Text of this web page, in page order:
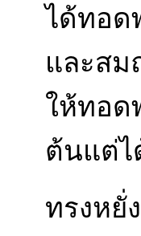
ได้ทอด
และสม
ให้ทอด
ต้นแต่ไ
ทรงหยั่